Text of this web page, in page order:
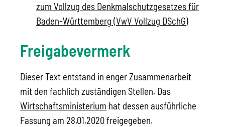
zum Vollzug des Denkmalschutzgesetzes für
Baden-Württemberg (VwV Vollzug DSchG)
Freigabevermerk
Dieser Text entstand in enger Zusammenarbeit
mit den fachlich zuständigen Stellen. Das
Wirtschaftsministerium hat dessen ausführliche
Fassung am 28.01.2020 freigegeben.